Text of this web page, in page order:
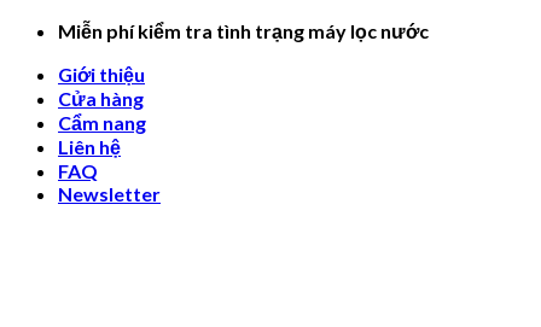
Skip
content
Miễn phí kiểm tra tình trạng máy lọc nước
Giới thiệu
Cửa hàng
Cẩm nang
Liên hệ
FAQ
Newsletter